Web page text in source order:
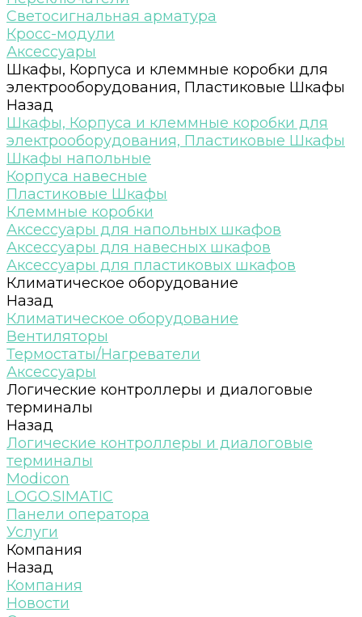
Светосигнальная арматура
Кросс-модули
Аксессуары
Шкафы, Корпуса и клеммные коробки для
электрооборудования, Пластиковые Шкафы
Назад
Шкафы, Корпуса и клеммные коробки для
электрооборудования, Пластиковые Шкафы
Шкафы напольные
Корпуса навесные
Пластиковые Шкафы
Клеммные коробки
Аксессуары для напольных шкафов
Аксессуары для навесных шкафов
Аксессуары для пластиковых шкафов
Климатическое оборудование
Назад
Климатическое оборудование
Вентиляторы
Термостаты/Нагреватели
Аксессуары
Логические контроллеры и диалоговые
терминалы
Назад
Логические контроллеры и диалоговые
терминалы
Modicon
LOGO.SIMATIC
Панели оператора
Услуги
Компания
Назад
Компания
Новости